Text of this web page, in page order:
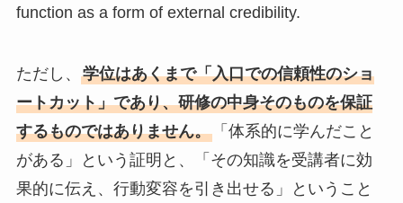
function as a form of external credibility.
ただし、 学位はあくまで「入口での信頼性のショ
ートカット」であり、研修の中身そのものを保証
するものではありません。「体系的に学んだこと
がある」という証明と、「その知識を受講者に効
果的に伝え、行動変容を引き出せる」ということ